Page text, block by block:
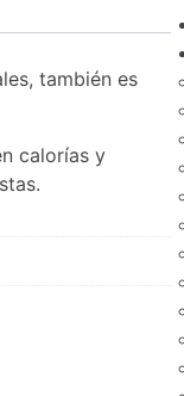
también es
calorías y